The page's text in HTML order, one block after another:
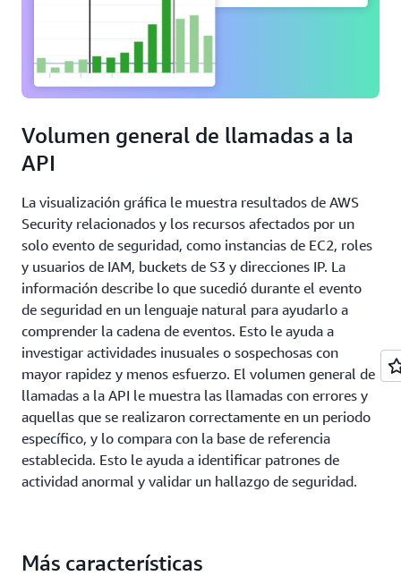
Volumen general de llamadas a la
API
La visualización gráfica le muestra resultados de AWS
Security relacionados y los recursos afectados por un
solo evento de seguridad, como instancias de EC2, roles
y usuarios de IAM, buckets de S3 y direcciones IP. La
información describe lo que sucedió durante el evento
de seguridad en un lenguaje natural para ayudarlo a
comprender la cadena de eventos. Esto le ayuda a
investigar actividades inusuales o sospechosas con
mayor rapidez y menos esfuerzo. El volumen general de
llamadas a la API le muestra las llamadas con errores y
aquellas que se realizaron correctamente en un periodo
específico, y lo compara con la base de referencia
establecida. Esto le ayuda a identificar patrones de
actividad anormal y validar un hallazgo de seguridad.
Más características